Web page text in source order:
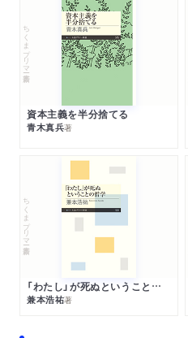
ちくまプリマー新書
資本主義を半分捨てる
青木真兵著
ちくまプリマー新書
「わたし」が死ぬということの哲学
兼本浩祐著